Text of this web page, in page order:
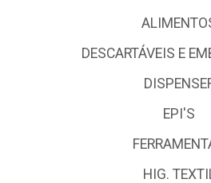
DESCARTÁVEIS E
EPI'S
HIG.